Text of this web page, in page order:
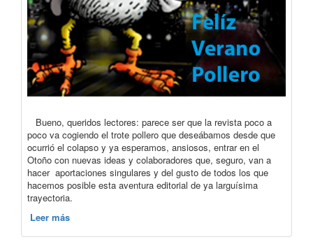
Bueno, queridos lectores: parece ser que la revista poco a
poco va cogiendo el trote pollero que deseábamos desde que
ocurrió el colapso y ya esperamos, ansiosos, entrar en el
Otoño con nuevas ideas y colaboradores que, seguro, van a
hacer aportaciones singulares y del gusto de todos los que
hacemos posible esta aventura editorial de ya larguísima
trayectoria.
Leer más